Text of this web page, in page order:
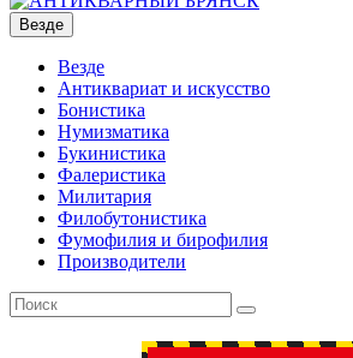
Везде
Везде
Антиквариат и искусство
Бонистика
Нумизматика
Букинистика
Фалеристика
Милитария
Филобутонистика
Фумофилия и бирофилия
Производители